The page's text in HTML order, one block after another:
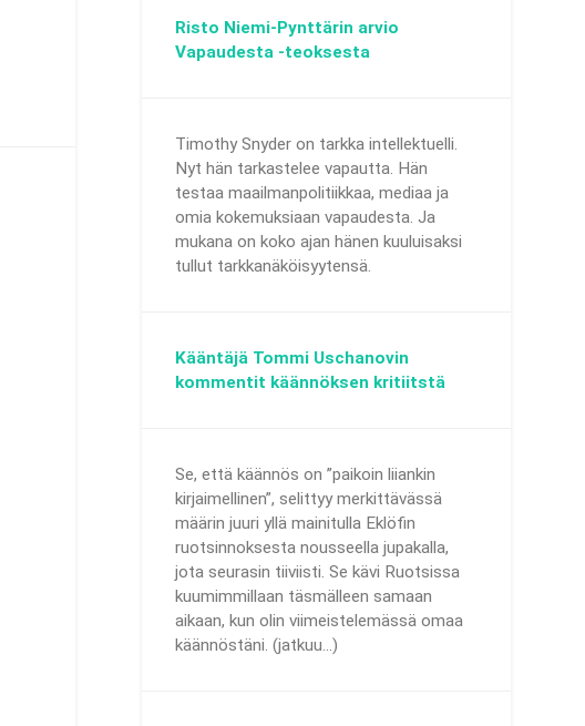
Risto Niemi-Pynttärin arvio
Vapaudesta -teoksesta
Timothy Snyder on tarkka intellektuelli.
Nyt hän tarkastelee vapautta. Hän
testaa maailmanpolitiikkaa, mediaa ja
omia kokemuksiaan vapaudesta. Ja
mukana on koko ajan hänen kuuluisaksi
tullut tarkkanäköisyytensä.
Kääntäjä Tommi Uschanovin
kommentit käännöksen kritiitstä
Se, että käännös on ”paikoin liiankin
kirjaimellinen”, selittyy merkittävässä
määrin juuri yllä mainitulla Eklöfin
ruotsinnoksesta nousseella jupakalla,
jota seurasin tiiviisti. Se kävi Ruotsissa
kuumimmillaan täsmälleen samaan
aikaan, kun olin viimeistelemässä omaa
käännöstäni. (jatkuu...)